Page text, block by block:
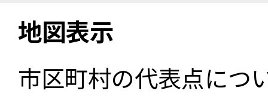
地図表示
市区町村の代表点につ